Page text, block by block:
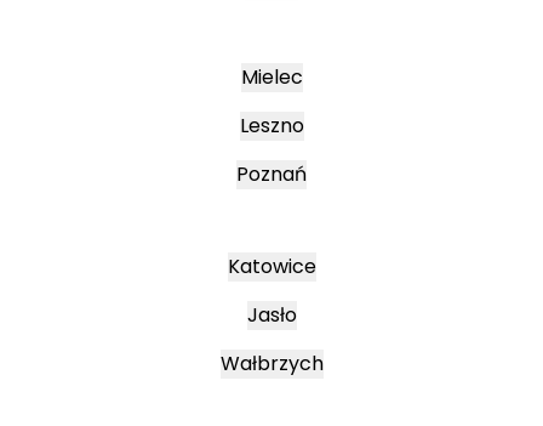
Mielec
Leszno
Poznań
Katowice
Jasło
Wałbrzych